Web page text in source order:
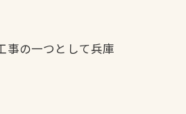
事の一つとして兵庫